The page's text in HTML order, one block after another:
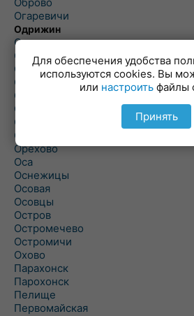
Огаревичи
Одрижин
Оздамичи
Озяты
Олтуш
Ольманы
Ольпень
Ольшаны
Омельная
Ополь
Орехово
Оса
Оснежицы
Осовая
Осовцы
Остров
Остромечево
Остромичи
Охово
Парахонск
Парохонск
Пелище
Первомайская
Для обеспечения удобства
используются cookies. Вы
или настроить файлы
Принять